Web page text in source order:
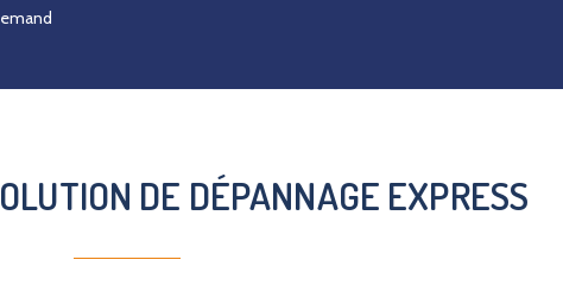
DE DÉPANNAGE EXPRESS